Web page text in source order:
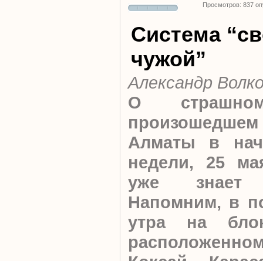
Просмотров: 837
Система
чужой”
Александр
О
Алматы в
недели, 25
уже знает
Напомним, в
утра на